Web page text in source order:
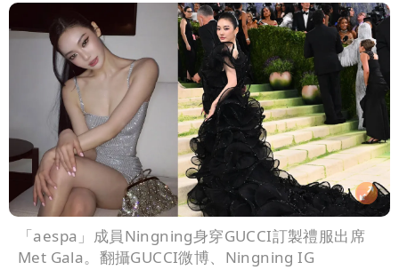
「aespa」成員Ningning身穿GUCCI訂製禮服出席
Met Gala。翻攝GUCCI微博、Ningning IG